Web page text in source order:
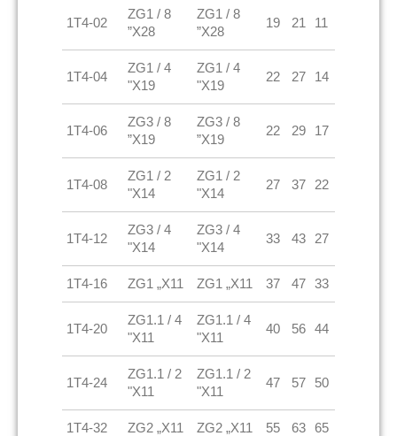
1T4-02
ZG1 / 8
”X28
ZG1 / 8
”X28
19 21 11
1T4-04
ZG1 / 4
"X19
ZG1 / 4
"X19
22 27 14
1T4-06
ZG3 / 8
”X19
ZG3 / 8
”X19
22 29 17
1T4-08
ZG1 / 2
"X14
ZG1 / 2
"X14
27 37 22
1T4-12
ZG3 / 4
"X14
ZG3 / 4
"X14
33 43 27
1T4-16 ZG1 „X11 ZG1 „X11 37 47 33
1T4-20
ZG1.1 / 4
"X11
ZG1.1 / 4
"X11
40 56 44
1T4-24
ZG1.1 / 2
"X11
ZG1.1 / 2
"X11
47 57 50
1T4-32 ZG2 „X11 ZG2 „X11 55 63 65